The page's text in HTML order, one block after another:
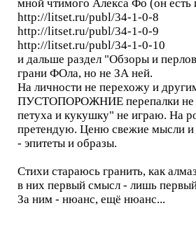
мной чтимого Алекса Фо (он есть
http://litset.ru/publ/34-1-0-8
http://litset.ru/publ/34-1-0-9
http://litset.ru/publ/34-1-0-10
и дальше раздел "Обзоры и
грани ФОла, но не ЗА ней.
На личности не перехожу и
ПУСТОПОРОЖНИЕ перепалки не
петуха и кукушку" не играю. На
претендую. Ценю свежие мысли и
- эпитеты и образы.
Стихи стараюсь гранить, как
в них первый смысл - лишь первый
За ним - нюанс, ещё нюанс...